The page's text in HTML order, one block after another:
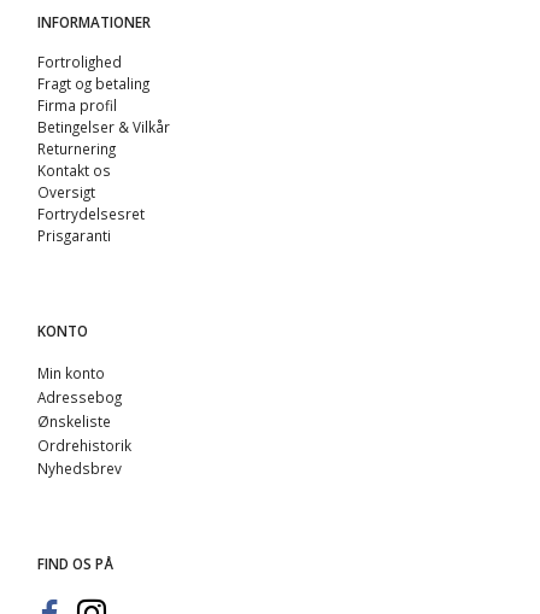
INFORMATIONER
Fortrolighed
Fragt og betaling
Firma profil
Betingelser & Vilkår
Returnering
Kontakt os
Oversigt
Fortrydelsesret
Prisgaranti
KONTO
Min konto
Adressebog
Ønskeliste
Ordrehistorik
Nyhedsbrev
FIND OS PÅ